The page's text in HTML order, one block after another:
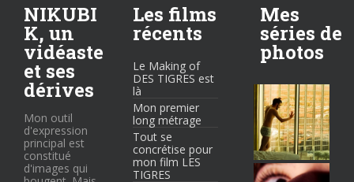
NIKUBI
K, un
vidéaste
et ses
dérives
Mon outil
d'expression
principal est
constitué
d'images qui
Les films
récents
Le Making of
DES TIGRES est
là
Mon premier
long métrage
Tout se
concrétise pour
mon film LES
TIGRES
Mes
séries de
photos